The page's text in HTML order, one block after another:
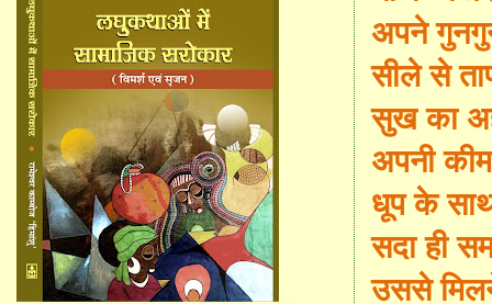
अपने
सीले से
सुख का
अपनी
धूप के
सदा ही
उससे